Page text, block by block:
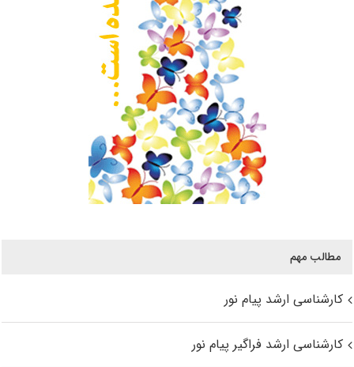
مطالب مهم
کارشناسی ارشد پیام نور
کارشناسی ارشد فراگیر پیام نور